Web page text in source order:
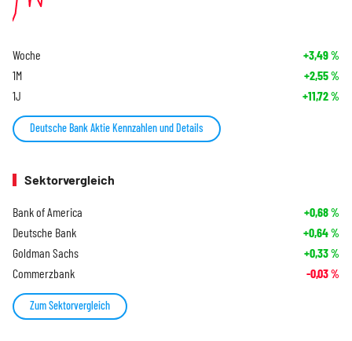
Woche +3,49%
1M +2,55%
1J +11,72%
Deutsche Bank Aktie Kennzahlen und Details
Sektorvergleich
Bank of America +0,68%
Deutsche Bank +0,64%
Goldman Sachs +0,33%
Commerzbank -0,03%
Zum Sektorvergleich